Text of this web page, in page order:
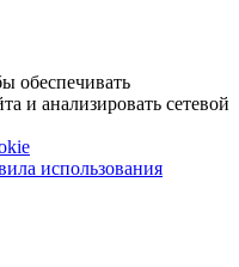
обеспечивать
и анализировать сетевой
использования